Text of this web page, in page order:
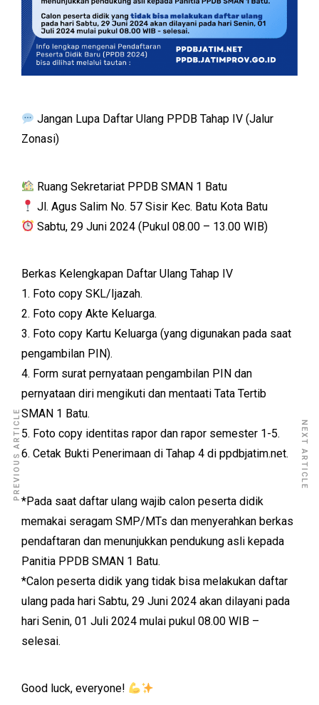
Jangan Lupa Daftar Ulang PPDB Tahap IV (Jalur
Zonasi)
Ruang Sekretariat PPDB SMAN 1 Batu
Jl. Agus Salim No. 57 Sisir Kec. Batu Kota Batu
Sabtu, 29 Juni 2024 (Pukul 08.00 – 13.00 WIB)
Berkas Kelengkapan Daftar Ulang Tahap IV
1. Foto copy SKL/Ijazah.
2. Foto copy Akte Keluarga.
3. Foto copy Kartu Keluarga (yang digunakan pada saat
pengambilan PIN).
4. Form surat pernyataan pengambilan PIN dan
pernyataan diri mengikuti dan mentaati Tata Tertib
SMAN 1 Batu.
5. Foto copy identitas rapor dan rapor semester 1-5.
6. Cetak Bukti Penerimaan di Tahap 4 di ppdbjatim.net.
*Pada saat daftar ulang wajib calon peserta didik
memakai seragam SMP/MTs dan menyerahkan berkas
pendaftaran dan menunjukkan pendukung asli kepada
Panitia PPDB SMAN 1 Batu.
*Calon peserta didik yang tidak bisa melakukan daftar
ulang pada hari Sabtu, 29 Juni 2024 akan dilayani pada
hari Senin, 01 Juli 2024 mulai pukul 08.00 WIB –
selesai.
Good luck, everyone!
PREVIOUS ARTICLE NEXT ARTICLE